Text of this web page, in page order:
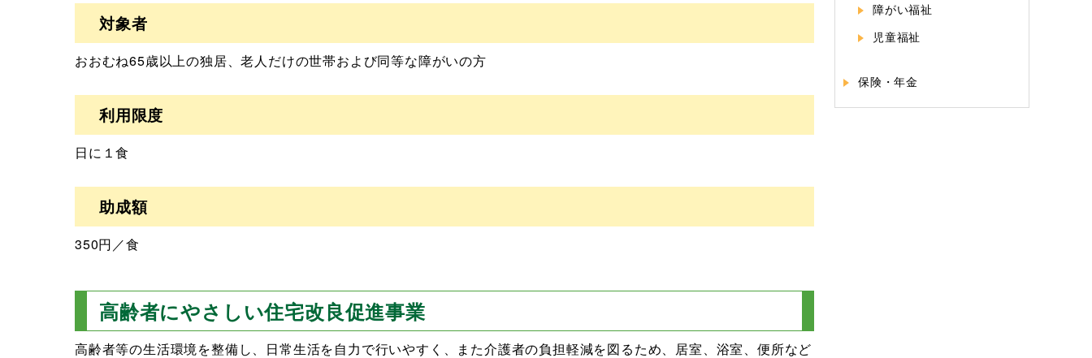
対象者
おおむね65歳以上の独居、老人だけの世帯および同等な障がいの方
利用限度
日に１食
助成額
350円／食
高齢者にやさしい住宅改良促進事業
高齢者等の生活環境を整備し、日常生活を自力で行いやすく、また介護者の負担軽減を図るため、居室、浴室、便所など
障がい福祉
児童福祉
保険・年金